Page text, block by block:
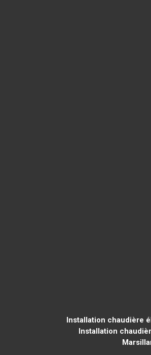
Installation chaudière
Installation